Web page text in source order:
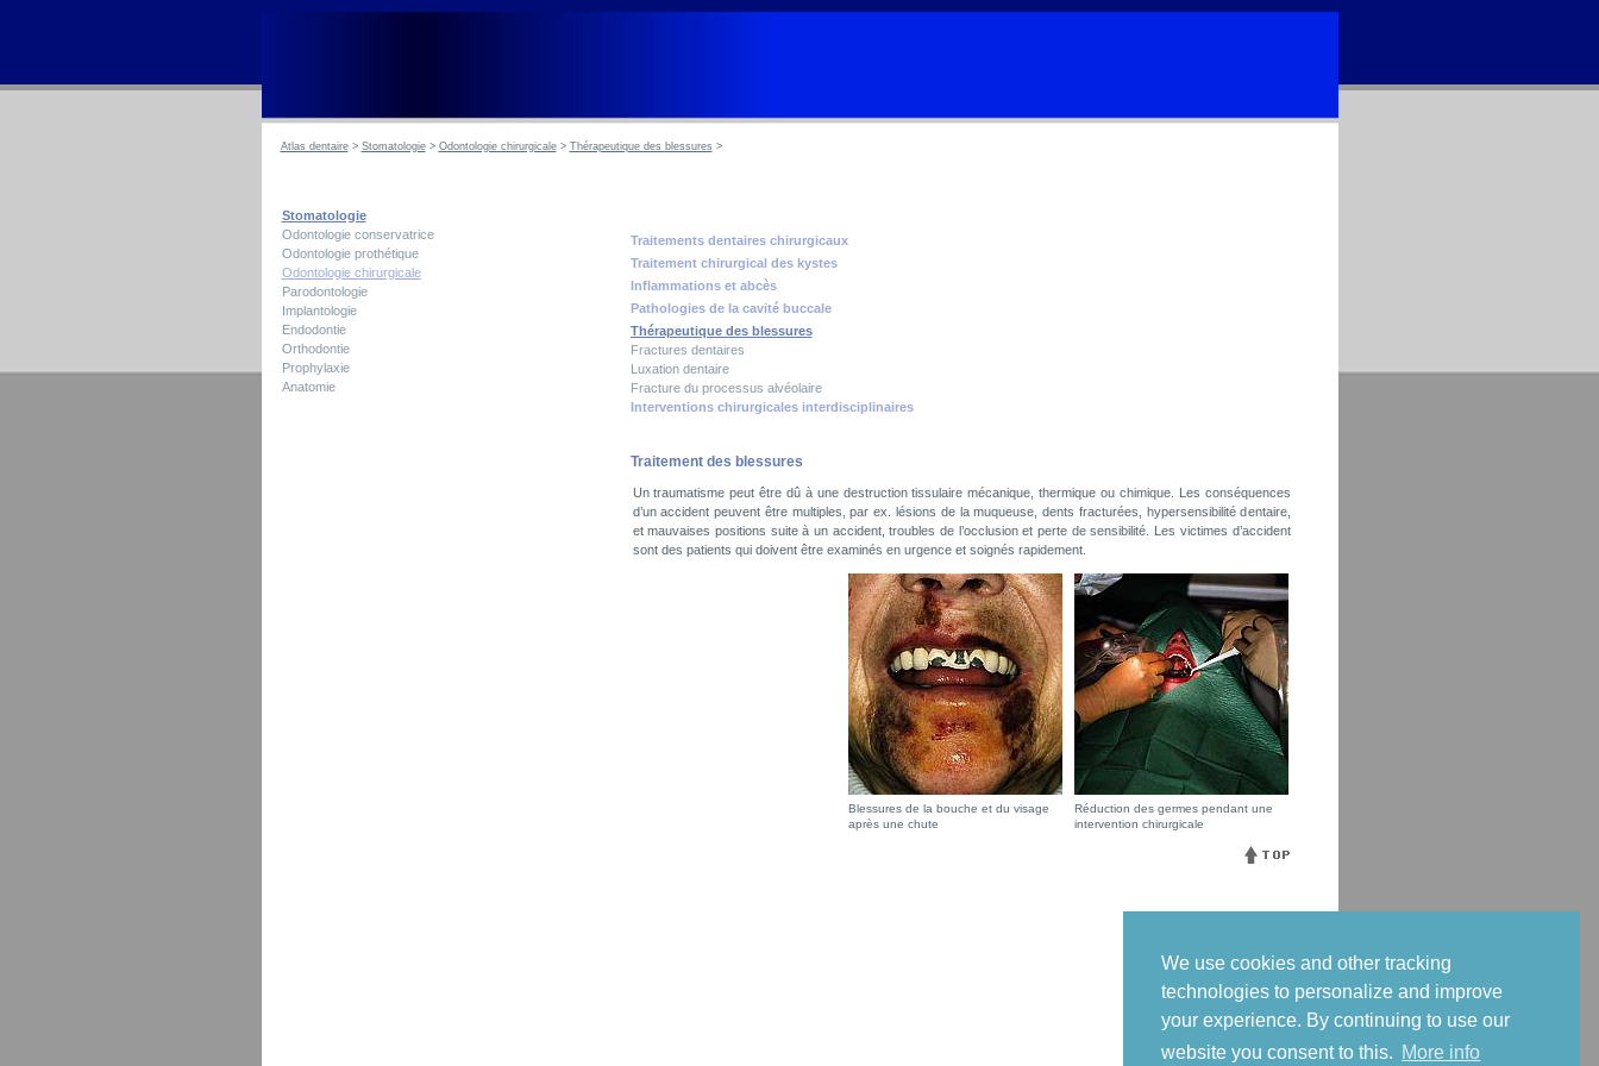
We use cookies and other tracking
technologies to personalize and improve
your experience. By continuing to use our
website you consent to this. More info
Atlas dentaire> Stomatologie> Odontologie chirurgicale> Thérapeutique des blessures >
Stomatologie
Odontologie conservatrice
Odontologie prothétique
Odontologie chirurgicale
Parodontologie
Implantologie
Endodontie
Orthodontie
Prophylaxie
Anatomie
Traitements dentaires chirurgicaux
Traitement chirurgical des kystes
Inflammations et abcès
Pathologies de la cavité buccale
Thérapeutique des blessures
Fractures dentaires
Luxation dentaire
Fracture du processus alvéolaire
Interventions chirurgicales interdisciplinaires
Traitement des blessures
Un traumatisme peut être dû à une destruction tissulaire mécanique, thermique ou chimique. Les conséquences
d’un accident peuvent être multiples, par ex. lésions de la muqueuse, dents fracturées, hypersensibilité dentaire,
et mauvaises positions suite à un accident, troubles de l’occlusion et perte de sensibilité. Les victimes d’accident
sont des patients qui doivent être examinés en urgence et soignés rapidement.
Blessures de la bouche et du visage
après une chute
Réduction des germes pendant une
intervention chirurgicale